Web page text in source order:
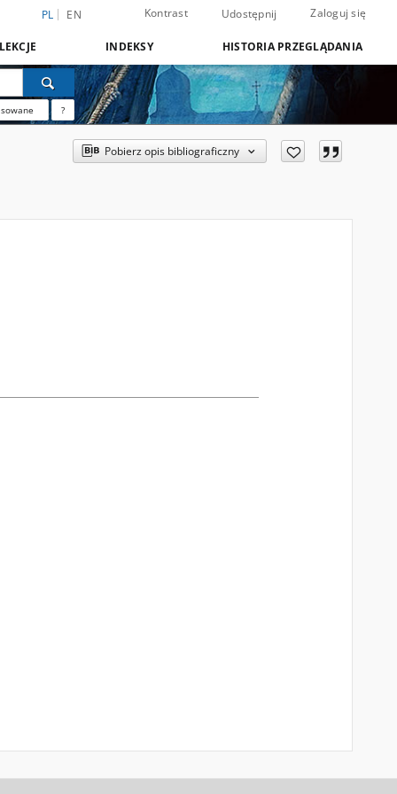
PL EN Kontrast Udostępnij Zaloguj się
INDEKSY HISTORIA PRZEGLĄDANIA
?
Pobierz opis bibliograficzny